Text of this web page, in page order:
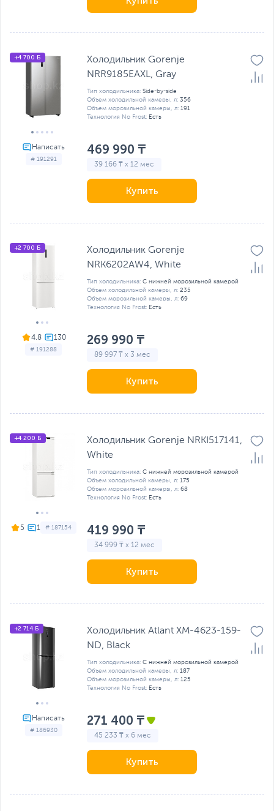
# 191291
+4 700 Б
Холодильник Gorenje
NRR9185EAXL, Gray
Тип холодильника: Side-by-side
Объем холодильной камеры, л: 356
Объем морозильной камеры, л: 191
Технология No Frost: Есть
469 990 ₸
39 166 ₸ x 12 мес
Купить
4.8
# 191288
+2 700 Б
Холодильник Gorenje
NRK6202AW4, White
Тип холодильника: С нижней морозильной камерой
Объем холодильной камеры, л: 235
Объем морозильной камеры, л: 69
Технология No Frost: Есть
269 990 ₸
89 997 ₸ x 3 мес
Купить
5 # 187154
+4 200 Б
Холодильник Gorenje NRKI517141,
White
Тип холодильника: С нижней морозильной камерой
Объем холодильной камеры, л: 175
Объем морозильной камеры, л: 68
Технология No Frost: Есть
419 990 ₸
34 999 ₸ x 12 мес
Купить
# 186930
+2 714 Б
Холодильник Atlant ХМ-4623-159-
ND, Black
Тип холодильника: С нижней морозильной камерой
Объем холодильной камеры, л: 187
Объем морозильной камеры, л: 125
Технология No Frost: Есть
271 400 ₸
45 233 ₸ x 6 мес
Купить